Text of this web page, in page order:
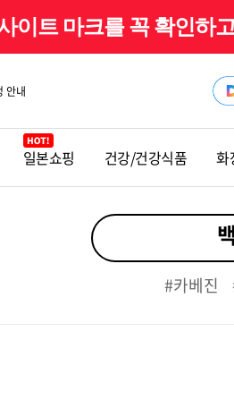
이트 마크를 꼭 확인하
안내
안내
안내
2탄일본쇼핑 건강/건강식품 화
#카베진